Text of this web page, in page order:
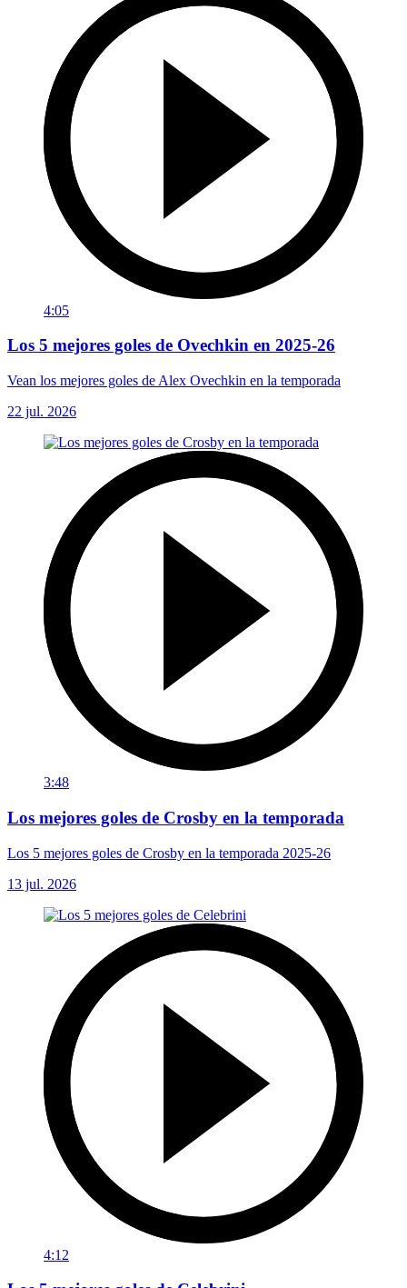
4:05
Los 5 mejores goles de Ovechkin en 2025-26
Vean los mejores goles de Alex Ovechkin en la temporada
22 jul. 2026
3:48
Los mejores goles de Crosby en la temporada
Los 5 mejores goles de Crosby en la temporada 2025-26
13 jul. 2026
4:12